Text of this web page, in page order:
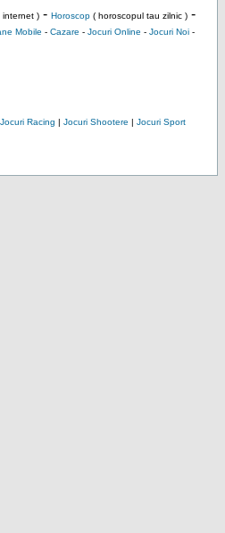
)- Horoscop( horoscopul tau zilnic )-
Mobile - Cazare - Jocuri Online - Jocuri Noi-
Jocuri Racing | Jocuri Shootere | Jocuri Sport